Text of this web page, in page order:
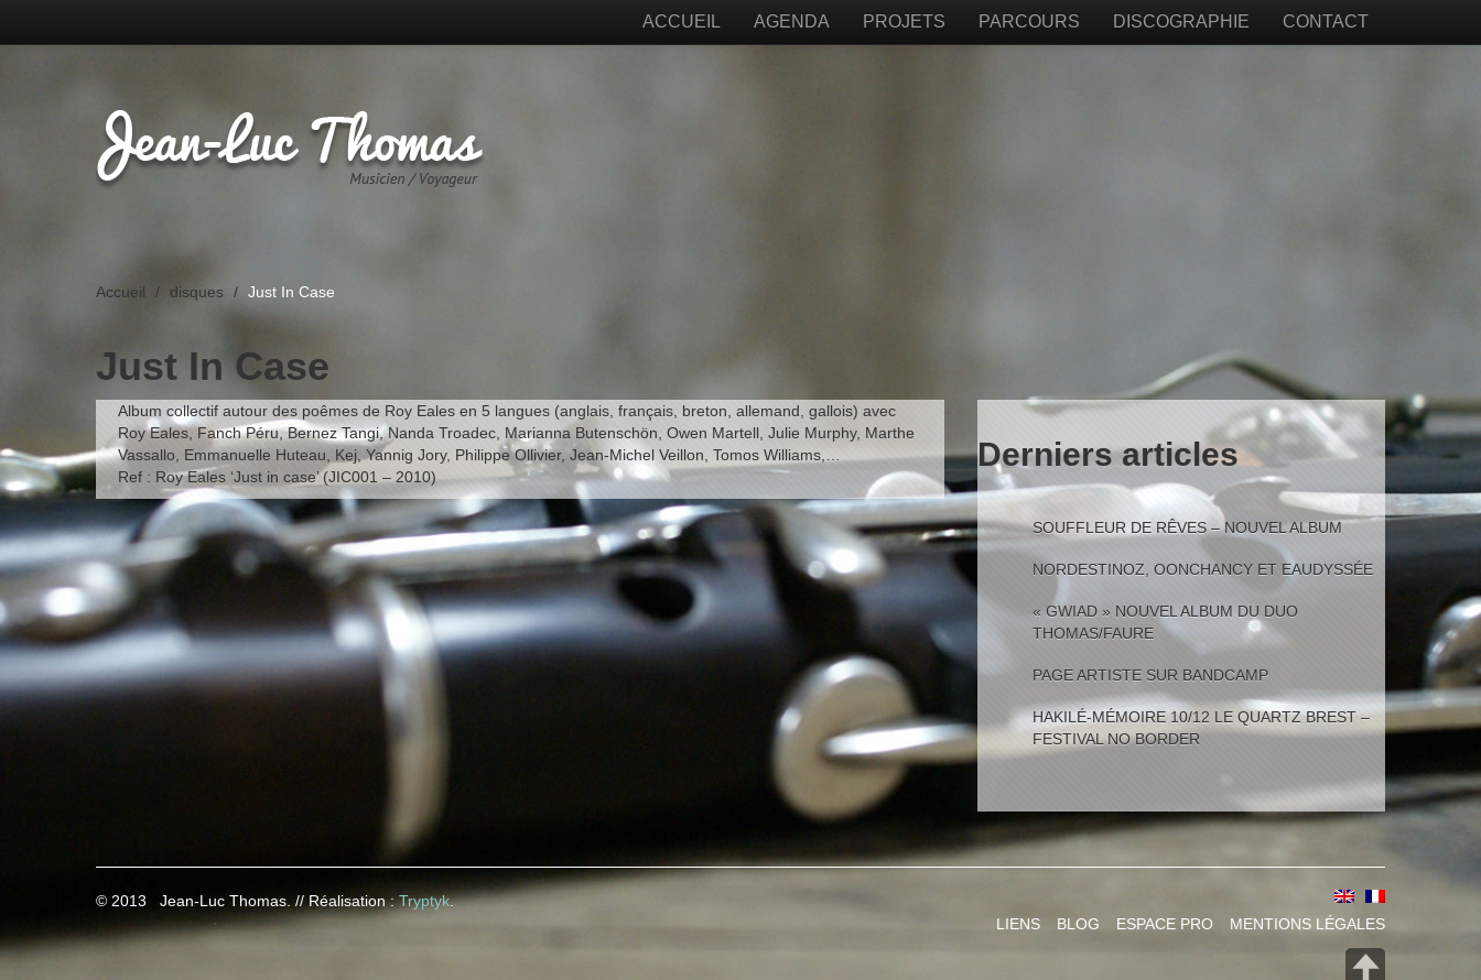
ACCUEIL AGENDA PROJETS PARCOURS DISCOGRAPHIE CONTACT
Accueil / disques / Just In Case
Just In Case
Album collectif autour des poêmes de Roy Eales en 5 langues (anglais, français, breton, allemand, gallois) avec
Roy Eales, Fanch Péru, Bernez Tangi, Nanda Troadec, Marianna Butenschön, Owen Martell, Julie Murphy, Marthe
Vassallo, Emmanuelle Huteau, Kej, Yannig Jory, Philippe Ollivier, Jean-Michel Veillon, Tomos Williams,…
Ref : Roy Eales ‘Just in case’ (JIC001 – 2010)
Derniers articles
SOUFFLEUR DE RÊVES – NOUVEL ALBUM
NORDESTINOZ, OONCHANCY ET EAUDYSSÉE
« GWIAD » NOUVEL ALBUM DU DUO
THOMAS/FAURE
PAGE ARTISTE SUR BANDCAMP
HAKILÉ-MÉMOIRE 10/12 LE QUARTZ BREST –
FESTIVAL NO BORDER
© 2013 Jean-Luc Thomas. // Réalisation :Tryptyk.
LIENS
BLOG ESPACE PRO MENTIONS LÉGALES